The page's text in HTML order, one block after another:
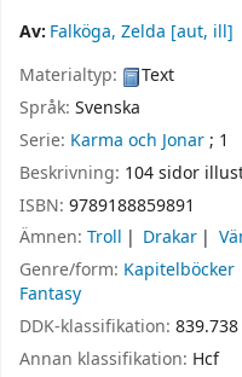
Av: Falköga, Zelda [aut, ill]
Materialtyp:
Text
Språk: Svenska
Serie: Karma och Jonar; 1
Beskrivning: 104 sidor
ISBN: 9789188859891
Ämnen: Troll Drakar
Genre/form: Kapitelböcker
Fantasy
DDK-klassifikation:
Annan klassifikation: Hcf